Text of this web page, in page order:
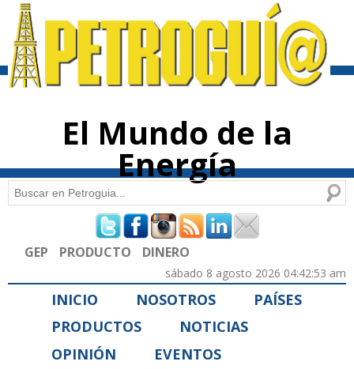
contenido
El Mundo de la
Energía
Formulario de búsqueda
Buscar
GEP PRODUCTO DINERO
sábado 8 agosto 2026 04:42:53 am
INICIO NOSOTROS
PAÍSES
PRODUCTOS
NOTICIAS
OPINIÓN
EVENTOS